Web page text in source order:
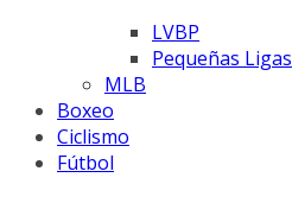
LVBP
Pequeñas Ligas
MLB
Boxeo
Ciclismo
Fútbol